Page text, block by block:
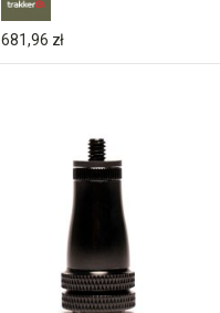
681,96 zł